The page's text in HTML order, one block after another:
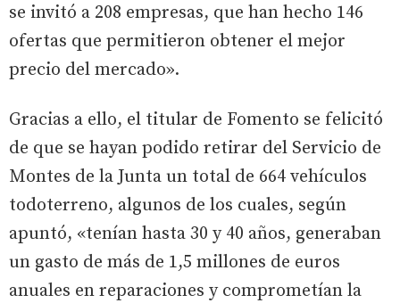
se invitó a 208 empresas, que han hecho 146
ofertas que permitieron obtener el mejor
precio del mercado».
Gracias a ello, el titular de Fomento se felicitó
de que se hayan podido retirar del Servicio de
Montes de la Junta un total de 664 vehículos
todoterreno, algunos de los cuales, según
apuntó, «tenían hasta 30 y 40 años, generaban
un gasto de más de 1,5 millones de euros
anuales en reparaciones y comprometían la